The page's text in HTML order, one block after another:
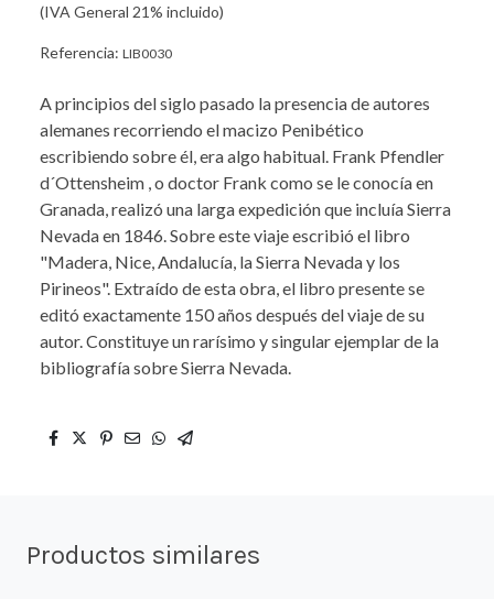
(IVA General 21% incluido)
Referencia: LIB0030
A principios del siglo pasado la presencia de autores
alemanes recorriendo el macizo Penibético
escribiendo sobre él, era algo habitual. Frank Pfendler
d´Ottensheim , o doctor Frank como se le conocía en
Granada, realizó una larga expedición que incluía Sierra
Nevada en 1846. Sobre este viaje escribió el libro
"Madera, Nice, Andalucía, la Sierra Nevada y los
Pirineos". Extraído de esta obra, el libro presente se
editó exactamente 150 años después del viaje de su
autor. Constituye un rarísimo y singular ejemplar de la
bibliografía sobre Sierra Nevada.
Productos similares